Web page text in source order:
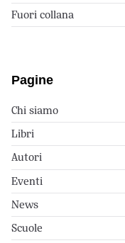
Fuori collana
Pagine
Chi siamo
Libri
Autori
Eventi
News
Scuole